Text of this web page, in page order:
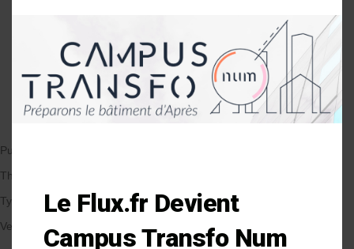
Me prévenir lors d'une réponse à mon
commentaire
Publié le 07/02/2018
Thématique
Types de Bâtiment
Veille et solutions
Le Flux.fr Devient
Campus Transfo Num